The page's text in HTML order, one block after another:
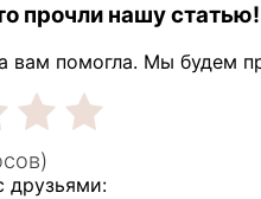
прочли нашу статью!
вам помогла. Мы будем
друзьями: